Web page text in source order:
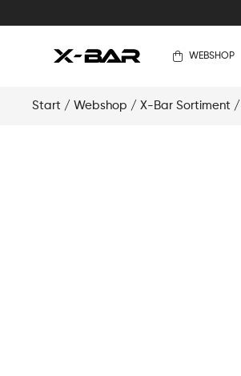
WEBSHOP
Start / Webshop / X-Bar Sortiment /